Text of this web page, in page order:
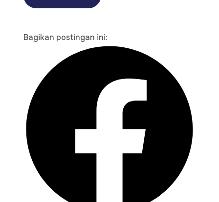
Bagikan postingan ini: